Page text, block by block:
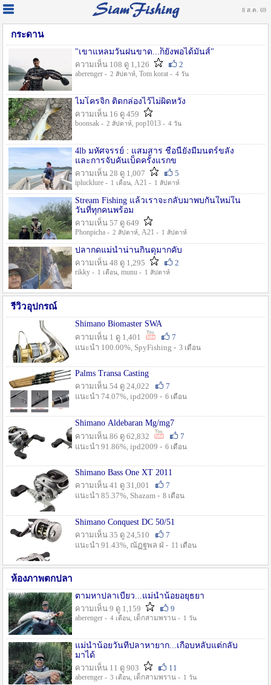
8 ส.ค. 69
กระดาน
"เขาแหลมวันฝนขาด...ก็ยังพอได้มันส์"
ความเห็น 108 ดู 1,126
2
aberenger - 2 สัปดาห์, Tom korat - 4 วัน
ไมโครจิ้ก ติดกล่องไว้ไม่ผิดหวัง
ความเห็น 16 ดู 459
boonsak - 2 สัปดาห์, pop1013 - 4 วัน
4lb มหัศจรรย์ : แสมสาร ชื่อนี้ยังมีมนตร์ขลัง
และการจับคันเบ็ดครั้งแรกข
ความเห็น 28 ดู 1,007
5
iplucklure - 1 เดือน, A21 - 1 สัปดาห์
Stream Fishing แล้วเราจะกลับมาพบกันใหม่ใน
วันที่ทุกคนพร้อม
ความเห็น 57 ดู 649
Phonpicha - 2 สัปดาห์, A21 - 1 สัปดาห์
ปลากดแม่น้ำน่านกินดุมากคับ
ความเห็น 48 ดู 1,295
2
rikky - 1 เดือน, munu - 1 สัปดาห์
รีวิวอุปกรณ์
Shimano Biomaster SWA
ความเห็น 1 ดู 1,401
7
แนะนำ 100.00%, SpyFishing - 3 เดือน
Palms Transa Casting
ความเห็น 54 ดู 24,022
7
แนะนำ 74.07%, ipd2009 - 6 เดือน
Shimano Aldebaran Mg/mg7
ความเห็น 86 ดู 62,832
7
แนะนำ 91.86%, ipd2009 - 6 เดือน
Shimano Bass One XT 2011
ความเห็น 41 ดู 31,001
7
แนะนำ 85.37%, Shazam - 8 เดือน
Shimano Conquest DC 50/51
ความเห็น 35 ดู 24,510
7
แนะนำ 91.43%, ณัฏฐพล ฝ่ - 11 เดือน
ห้องภาพตกปลา
ตามหาปลาเบี้ยว...แม่น้ำน้อยอยุธยา
ความเห็น 9 ดู 1,159
9
aberenger - 4 เดือน, เด็กสามพราน - 1 วัน
แม่น้ำน้อยวันที่ปลาหายาก...เกือบหลับแต่กลับ
มาได้
ความเห็น 11 ดู 903
11
aberenger - 3 เดือน, เด็กสามพราน - 1 วัน